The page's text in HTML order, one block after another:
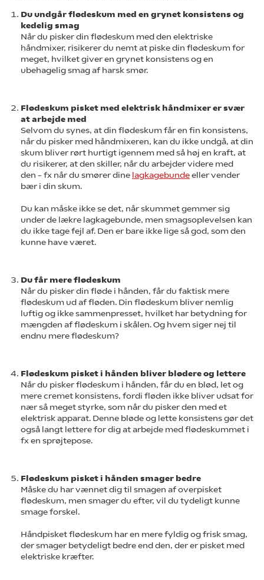
Du undgår flødeskum med en grynet konsistens og
kedelig smag
Når du pisker din flødeskum med den elektriske
håndmixer, risikerer du nemt at piske din flødeskum for
meget, hvilket giver en grynet konsistens og en
ubehagelig smag af harsk smør.
Flødeskum pisket med elektrisk håndmixer er svær
at arbejde med
Selvom du synes, at din flødeskum får en fin konsistens,
når du pisker med håndmixeren, kan du ikke undgå, at din
skum bliver rørt hurtigt igennem med så høj en kraft, at
du risikerer, at den skiller, når du arbejder videre med
den – fx når du smører dine lagkagebundeeller vender
bær i din skum.
Du kan måske ikke se det, når skummet gemmer sig
under de lækre lagkagebunde, men smagsoplevelsen kan
du ikke tage fejl af. Den er bare ikke lige så god, som den
kunne have været.
Du får mere flødeskum
Når du pisker din fløde i hånden, får du faktisk mere
flødeskum ud af fløden. Din flødeskum bliver nemlig
luftig og ikke sammenpresset, hvilket har betydning for
mængden af flødeskum i skålen. Og hvem siger nej til
endnu mere flødeskum?
Flødeskum pisket i hånden bliver blødere og lettere
Når du pisker flødeskum i hånden, får du en blød, let og
mere cremet konsistens, fordi fløden ikke bliver udsat for
nær så meget styrke, som når du pisker den med et
elektrisk apparat. Denne bløde og lette konsistens gør det
også langt lettere for dig at arbejde med flødeskummet i
fx en sprøjtepose.
Flødeskum pisket i hånden smager bedre
Måske du har vænnet dig til smagen af overpisket
flødeskum, men smager du efter, vil du tydeligt kunne
smage forskel.
Håndpisket flødeskum har en mere fyldig og frisk smag,
der smager betydeligt bedre end den, der er pisket med
elektriske kræfter.